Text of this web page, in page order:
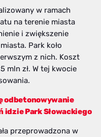
w ramach
na terenie miasta
i zwiększenie
Park koło
z nich. Koszt
mln zł. W tej kwocie
odbetonowywanie
idzie Park Słowackiego
przeprowadzona w